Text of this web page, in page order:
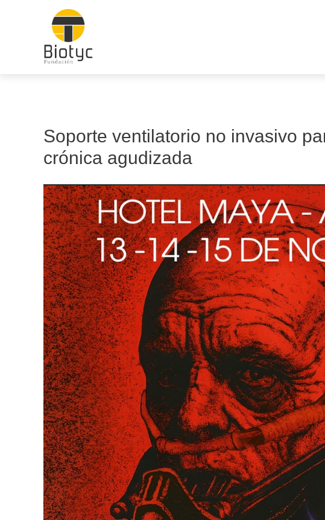
Soporte ventilatorio no invasivo
crónica agudizada